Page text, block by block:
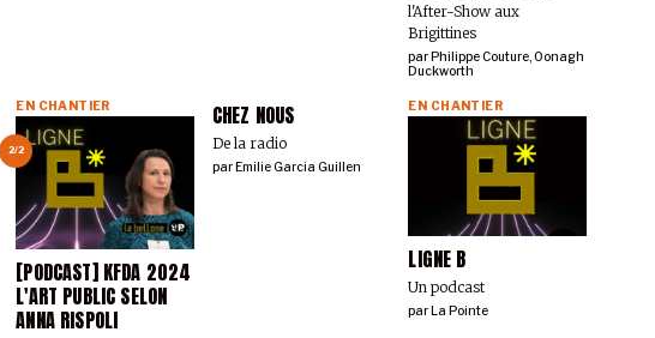
l'After-Show aux
Brigittines
parPhilippe Couture,Oonagh
Duckworth
2/2
[PODCAST] KFDA 2024
L'ART PUBLIC SELON
ANNA RISPOLI
EN CHANTIER CHEZ NOUS
De la radio
parEmilie Garcia Guillen
LIGNE B
Un podcast
EN CHANTIER
par La Pointe